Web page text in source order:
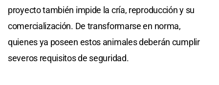
proyecto también impide la cría, reproducción y su
comercialización. De transformarse en norma,
quienes ya poseen estos animales deberán cumplir
severos requisitos de seguridad.